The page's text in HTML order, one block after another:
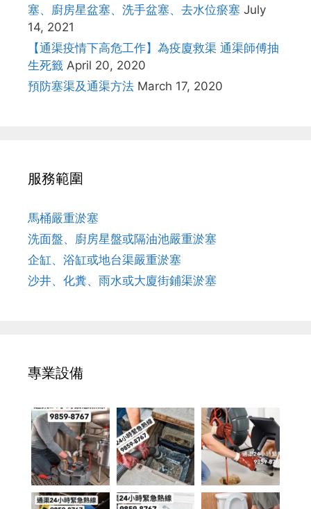
塞、廚房星盆塞、洗手盆塞、去水位瘀塞 July
14, 2021
【通渠疫情下高危工作】為疫廈救渠 通渠師傅抽
生死籤 April 20, 2020
預防塞渠及通渠方法 March 17, 2020
服務範圍
馬桶嚴重淤塞
洗面盤、廚房星盤或隔油池嚴重淤塞
企缸、浴缸或地台渠嚴重淤塞
沙井、化糞、雨水或大廈街鋪渠淤塞
專業設備